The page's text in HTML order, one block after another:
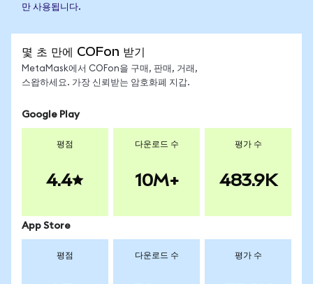
만 사용됩니다.
몇 초 만에 COFon 받기
MetaMask에서 COFon을 구매, 판매, 거래,
스왑하세요. 가장 신뢰받는 암호화폐 지갑.
Google Play
평점
4.4
다운로드 수
10M+
평가 수
483.9K
App Store
평점 다운로드 수 평가 수